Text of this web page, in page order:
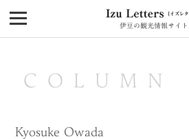
伊豆の観光情報サイト
MENU
NEWS
JOURNEY
COLUMN
Kyosuke Owada